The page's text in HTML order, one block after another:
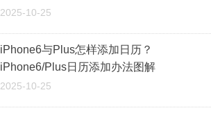
2025-10-25
iPhone6与Plus怎样添加日历？
iPhone6/Plus日历添加办法图解
2025-10-25